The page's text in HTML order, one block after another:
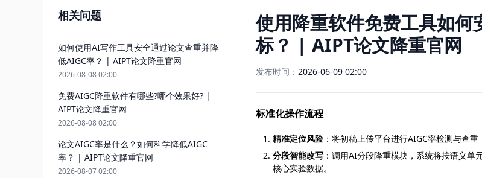
相关问题
如何使用AI写作工具安全通过论文查重并降
低AIGC率？ | AIPT论文降重官网
2026-08-08 02:00
免费AIGC降重软件有哪些?哪个效果好? |
AIPT论文降重官网
2026-08-08 02:00
论文AIGC率是什么？如何科学降低AIGC
率？ | AIPT论文降重官网
2026-08-07 02:00
使用降重软件免费工具如
标？ | AIPT论文降重官网
发布时间： 2026-06-09 02:00
标准化操作流程
精准定位风险 ：将初稿上传平台进行AIGC率检测与查
分段智能改写 ：调用AI分段降重模块，系统将按语义
核心实验数据。